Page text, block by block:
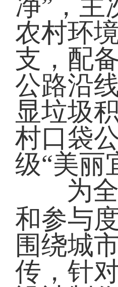
净”，主
农村环
支，配
公路沿
显垃圾
村口袋
级“美丽
为
和参与
围绕城
传，针